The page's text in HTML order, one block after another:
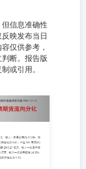
信息准确性
映发布当日
仅供参考，
断。报告版
或引用。
研究员 2024年12月12
，较上一交易日增加
上一交易日增加
期货(IC)成交1294.58亿
金额2970.27亿元，较上
0.44。上证50(IH)成交
；持仓金额1006.69